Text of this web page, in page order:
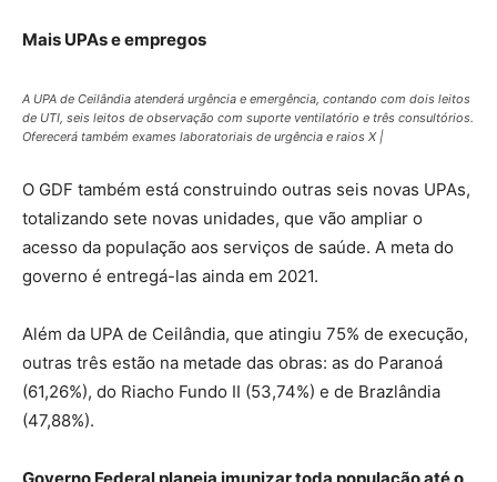
Mais UPAs e empregos
A UPA de Ceilândia atenderá urgência e emergência, contando com dois leitos
de UTI, seis leitos de observação com suporte ventilatório e três consultórios.
Oferecerá também exames laboratoriais de urgência e raios X |
O GDF também está construindo outras seis novas UPAs,
totalizando sete novas unidades, que vão ampliar o
acesso da população aos serviços de saúde. A meta do
governo é entregá-las ainda em 2021.
Além da UPA de Ceilândia, que atingiu 75% de execução,
outras três estão na metade das obras: as do Paranoá
(61,26%), do Riacho Fundo II (53,74%) e de Brazlândia
(47,88%).